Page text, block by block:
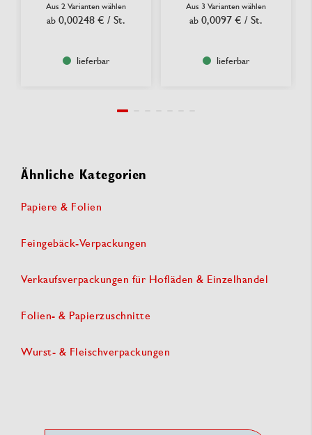
Aus 2 Varianten wählen
ab 0,00248 € / St.
lieferbar
Aus 3 Varianten wählen
ab 0,0097 € / St.
lieferbar
Ähnliche Kategorien
Papiere & Folien
Feingebäck-Verpackungen
Verkaufsverpackungen für Hofläden & Einzelhandel
Folien- & Papierzuschnitte
Wurst- & Fleischverpackungen